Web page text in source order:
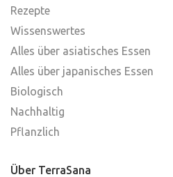
Rezepte
Wissenswertes
Alles über asiatisches Essen
Alles über japanisches Essen
Biologisch
Nachhaltig
Pflanzlich
Über TerraSana